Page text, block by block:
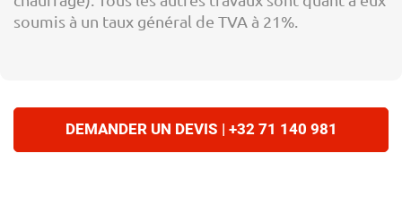
soumis à un taux général de TVA à 21%.
DEMANDER UN DEVIS | +32 71 140 981